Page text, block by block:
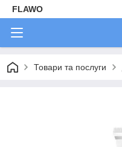
FLAWO
Товари та послуги